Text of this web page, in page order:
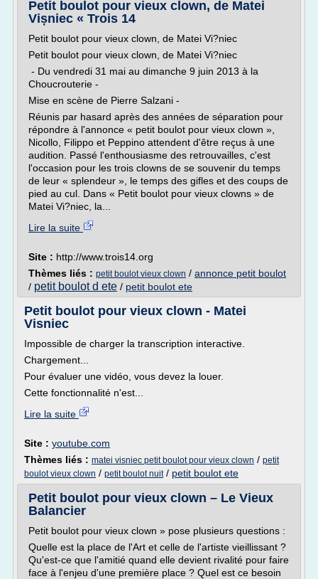
Petit boulot pour vieux clown, de Matei
Vișniec « Trois 14
Petit boulot pour vieux clown, de Matei Vi?niec
Petit boulot pour vieux clown, de Matei Vi?niec
- Du vendredi 31 mai au dimanche 9 juin 2013 à la
Choucrouterie -
Mise en scène de Pierre Salzani -
Réunis par hasard après des années de séparation pour
répondre à l'annonce « petit boulot pour vieux clown »,
Nicollo, Filippo et Peppino attendent d'être reçus à une
audition. Passé l'enthousiasme des retrouvailles, c'est
l'occasion pour les trois clowns de se souvenir du temps
de leur « splendeur », le temps des gifles et des coups de
pied au cul. Dans « Petit boulot pour vieux clowns » de
Matei Vi?niec, la...
Lire la suite
Site : http://www.trois14.org
Thèmes liés : petit boulot vieux clown / annonce petit boulot
/ petit boulot d ete / petit boulot ete
Petit boulot pour vieux clown - Matei
Visniec
Impossible de charger la transcription interactive.
Chargement...
Pour évaluer une vidéo, vous devez la louer.
Cette fonctionnalité n'est...
Lire la suite
Site : youtube.com
Thèmes liés : matei visniec petit boulot pour vieux clown / petit
boulot vieux clown / petit boulot nuit/ petit boulot ete
Petit boulot pour vieux clown – Le Vieux
Balancier
Petit boulot pour vieux clown » pose plusieurs questions :
Quelle est la place de l'Art et celle de l'artiste vieillissant ?
Qu'est-ce que l'amitié quand elle devient rivalité pour faire
face à l'enjeu d'une première place ? Quel est ce besoin